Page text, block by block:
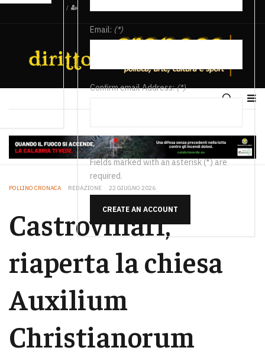
/
Email: (*)
Confirm email Address:(*)
Fields marked with an asterisk (*) are
required.
CREATE AN ACCOUNT
POLLINO CRONACA REDAZIONE 22 GIUGNO 2026
Castrovillari,
riaperta la chiesa
Auxilium
Christianorum